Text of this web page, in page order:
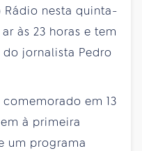
nesta quinta-
às 23 horas e tem
jornalista Pedro
em 13
à primeira
um programa